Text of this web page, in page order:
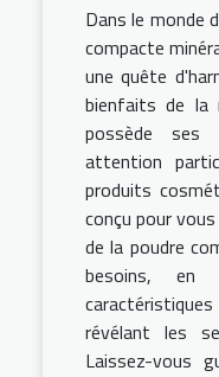
Dans le monde
compacte
une quête
bienfaits de la
possède ses
attention
produits
conçu pour
de la poudre
besoins,
révélant les
Laissez-vous